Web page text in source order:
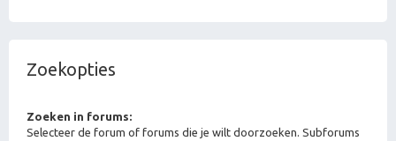
Zoekopties
Zoeken in forums:
Selecteer de forum of forums die je wilt doorzoeken. Subforums